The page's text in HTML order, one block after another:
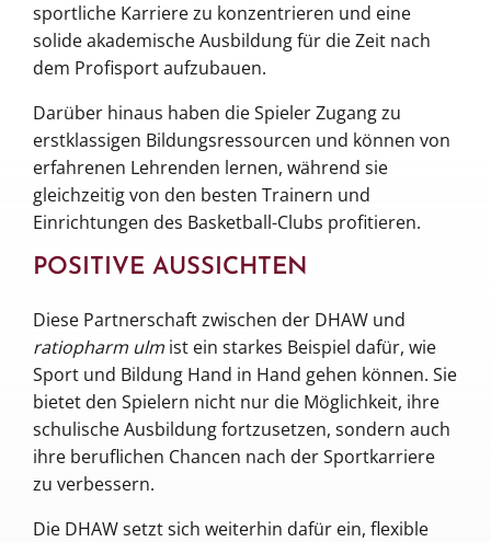
sportliche Karriere zu konzentrieren und eine
solide akademische Ausbildung für die Zeit nach
dem Profisport aufzubauen.
Darüber hinaus haben die Spieler Zugang zu
erstklassigen Bildungsressourcen und können von
erfahrenen Lehrenden lernen, während sie
gleichzeitig von den besten Trainern und
Einrichtungen des Basketball-Clubs profitieren.
POSITIVE AUSSICHTEN
Diese Partnerschaft zwischen der DHAW und
ratiopharm ulm ist ein starkes Beispiel dafür, wie
Sport und Bildung Hand in Hand gehen können. Sie
bietet den Spielern nicht nur die Möglichkeit, ihre
schulische Ausbildung fortzusetzen, sondern auch
ihre beruflichen Chancen nach der Sportkarriere
zu verbessern.
Die DHAW setzt sich weiterhin dafür ein, flexible